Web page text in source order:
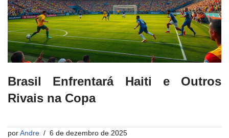
Brasil Enfrentará Haiti e Outros
Rivais na Copa
por Andre 6 de dezembro de 2025